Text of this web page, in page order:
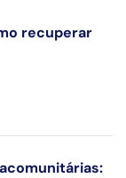
recuperar